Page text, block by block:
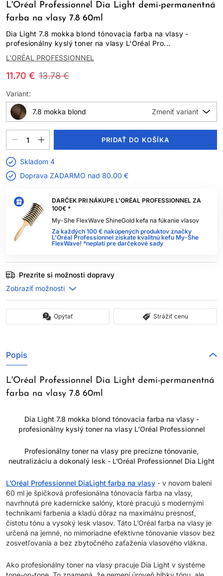
L'Oréal Professionnel Dia Light demi-permanentná
farba na vlasy 7.8 60ml
Dia Light 7.8 mokka blond tónovacia farba na vlasy -
profesionálny kyslý toner na vlasy L'Oréal Pro...
L'ORÉAL PROFESSIONNEL
13.78 €
11.70 €
DARČEK PRI NÁKUPE L'ORÉAL PROFESSIONNEL ZA
100€ *
My-She FlexWave ShineGold kefa na fúkanie vlasov
Za každých 100 € nakúpených produktov značky
L'Oréal Professionnel získate kvalitnú kefu My-She
FlexWave! *neplatí pre darčekové sady
Variant:
7.8 mokka blond
PRIDAŤ DO KOŠÍKA
Skladom 4
Doprava ZADARMO nad 80.00 €
Prezrite si možnosti dopravy
Opýtať Strážiť cenu
Popis
L'Oréal Professionnel Dia Light demi-permanentná
farba na vlasy 7.8 60ml
Dia Light 7.8 mokka blond tónovacia farba na vlasy -
profesionálny kyslý toner na vlasy L'Oréal Professionnel
Profesionálny toner na vlasy pre precízne tónovanie,
neutralizáciu a dokonalý lesk - L’Oréal Professionnel Dia Light
L’Oréal Professionnel DiaLight farba na vlasy - v novom balení
60 ml je špičková profesionálna tónovacia farba na vlasy,
navrhnutá pre kadernícke salóny, ktoré pracujú s modernými
technikami farbenia a kladú dôraz na maximálnu presnosť,
čistotu tónu a vysoký lesk vlasov. Táto L’Oréal farba na vlasy je
určená na jemné, no mimoriadne efektívne tónovanie vlasov bez
zosvetľovania a bez zbytočného zaťaženia vlasového vlákna.
Ako profesionálny toner na vlasy pracuje Dia Light v systéme